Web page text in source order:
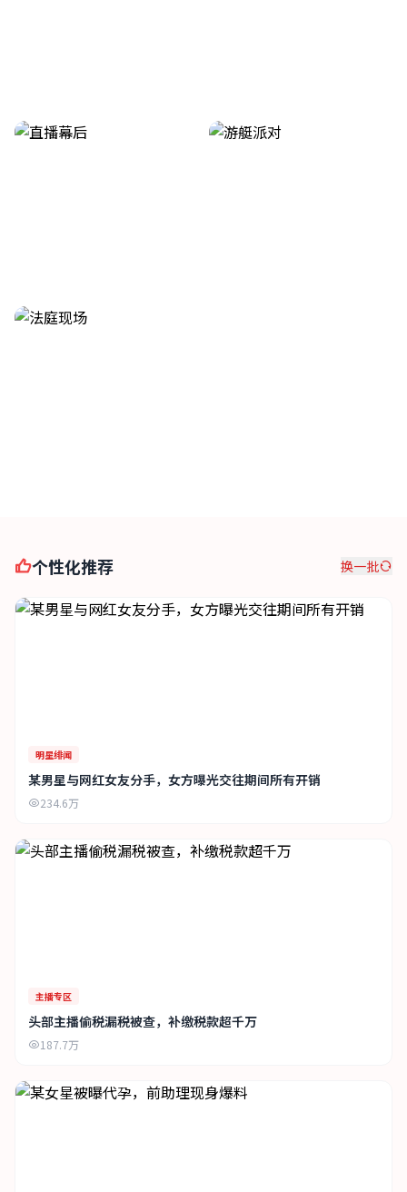
个性化推荐 换一批
明星绯闻
某男星与网红女友分手，女方曝光交往期间所有开销
234.6万
主播专区
头部主播偷税漏税被查，补缴税款超千万
187.7万